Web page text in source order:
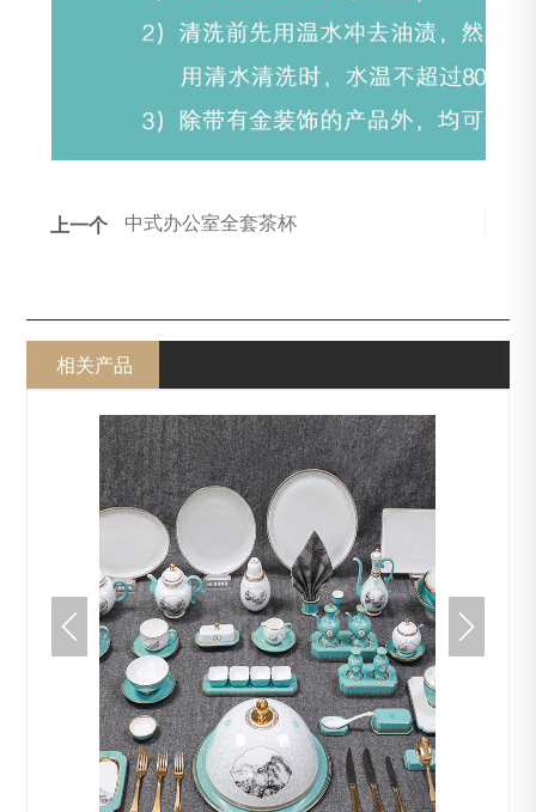
上一个 中式办公室全套茶杯
相关产品
 